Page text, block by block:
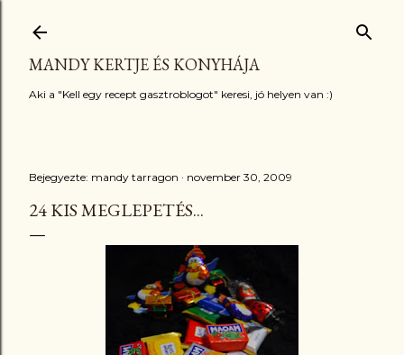
MANDY KERTJE ÉS KONYHÁJA
Aki a "Kell egy recept gasztroblogot" keresi, jó helyen van :)
Bejegyezte: mandy tarragon november 30, 2009
24 KIS MEGLEPETÉS...